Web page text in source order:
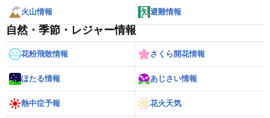
火山情報 避難情報
自然・季節・レジャー情報
花粉飛散情報 さくら開花情報
ほたる情報 あじさい情報
熱中症予報 花火天気